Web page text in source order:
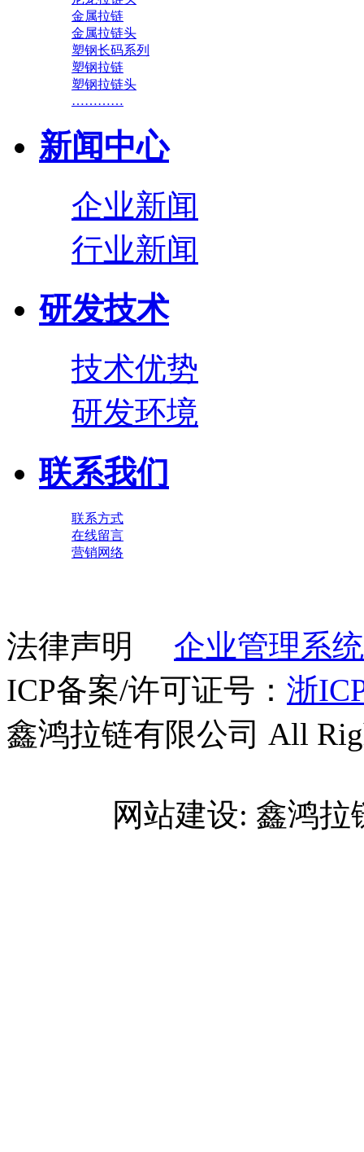
金属拉链
金属拉链头
塑钢长码系列
塑钢拉链
塑钢拉链头
…………
新闻中心
企业新闻
行业新闻
研发技术
技术优势
研发环境
联系我们
联系方式
在线留言
营销网络
法律声明 企业管理系
ICP备案/许可证号： 浙
鑫鸿拉链有限公司 All
网站建设: 鑫鸿拉